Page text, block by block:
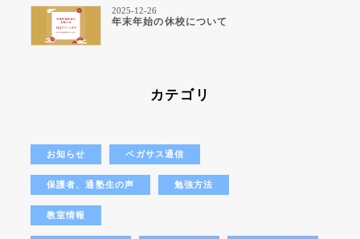
年末年始の休校について
2025-12-26
カテゴリ
お知らせ ペガサス通信
保護者、通塾生の声 勉強方法
教室情報